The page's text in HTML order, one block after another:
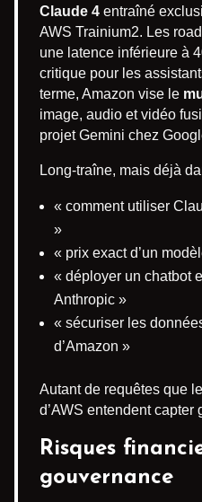
Claude 4 entraîné
AWS Trainium2. Les
une latence inférieure à
critique pour les
terme, Amazon vise le
image, audio et vidéo
projet Gemini chez
Long-traîne, mais déjà
« comment utiliser
»
« prix exact d’un
« déployer un chatbot
Anthropic »
« sécuriser les
d’Amazon »
Autant de requêtes que
d’AWS entendent capter
Risques
gouvernance